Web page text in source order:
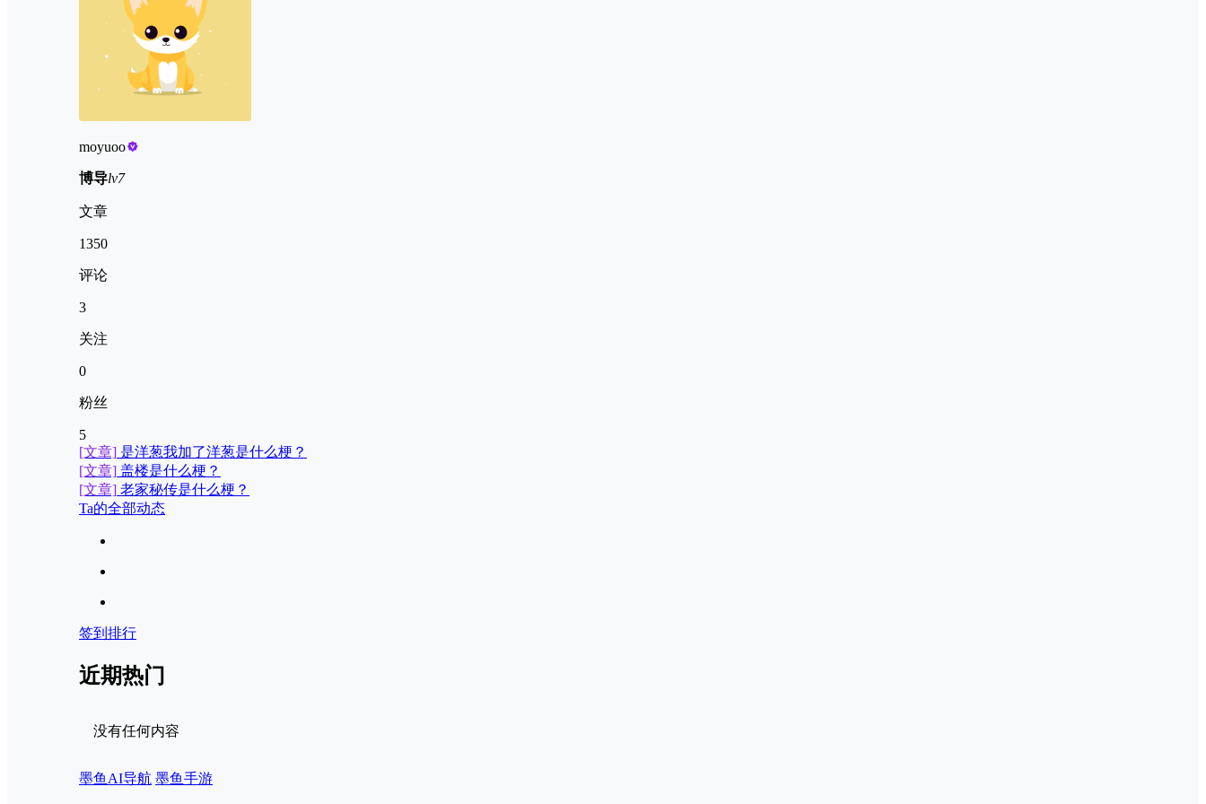
moyuoo
博导lv7
文章
1350
评论
3
关注
0
粉丝
5
[文章] 是洋葱我加了洋葱是什么梗？
[文章] 盖楼是什么梗？
[文章] 老家秘传是什么梗？
Ta的全部动态
签到排行
近期热门
没有任何内容
墨鱼AI导航 墨鱼手游